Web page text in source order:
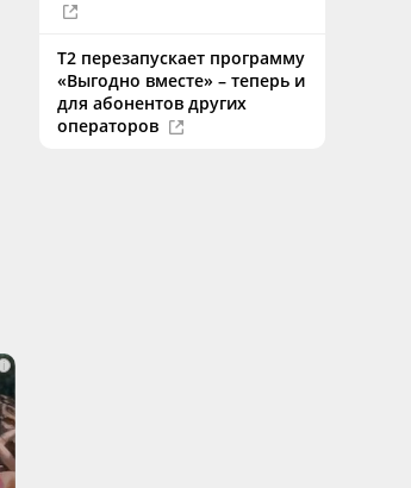
i
Т2 перезапускает программу
«Выгодно вместе» – теперь и
для абонентов других
операторов